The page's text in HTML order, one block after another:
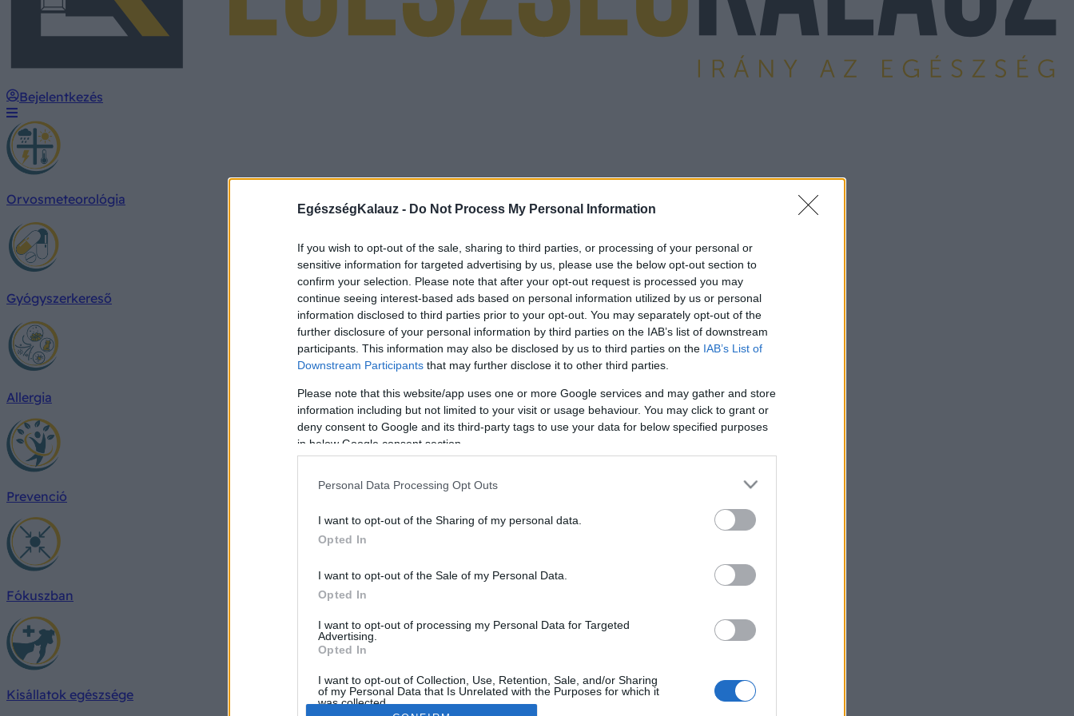
EgészségKalauz - Do Not Process My Personal Information
If you wish to opt-out of the sale, sharing to third parties, or processing of your personal or
sensitive information for targeted advertising by us, please use the below opt-out section to
confirm your selection. Please note that after your opt-out request is processed you may
continue seeing interest-based ads based on personal information utilized by us or personal
information disclosed to third parties prior to your opt-out. You may separately opt-out of the
further disclosure of your personal information by third parties on the IAB’s list of downstream
participants. This information may also be disclosed by us to third parties on the IAB’s List of
Downstream Participants that may further disclose it to other third parties.
Please note that this website/app uses one or more Google services and may gather and store
information including but not limited to your visit or usage behaviour. You may click to grant or
deny consent to Google and its third-party tags to use your data for below specified purposes
in below Google consent section.
Personal Data Processing Opt Outs
I want to opt-out of the Sharing of my personal data.
Opted In
I want to opt-out of the Sale of my Personal Data.
Opted In
I want to opt-out of processing my Personal Data for Targeted
Advertising.
Opted In
I want to opt-out of Collection, Use, Retention, Sale, and/or Sharing
of my Personal Data that Is Unrelated with the Purposes for which it
was collected.
Bejelentkezés
Orvosmeteorológia
Gyógyszerkereső
Allergia
Prevenció
Fókuszban
Kisállatok egészsége